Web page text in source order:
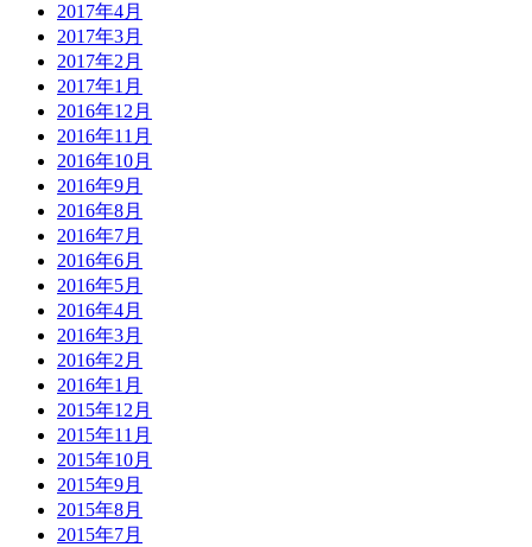
2017年4月
2017年3月
2017年2月
2017年1月
2016年12月
2016年11月
2016年10月
2016年9月
2016年8月
2016年7月
2016年6月
2016年5月
2016年4月
2016年3月
2016年2月
2016年1月
2015年12月
2015年11月
2015年10月
2015年9月
2015年8月
2015年7月